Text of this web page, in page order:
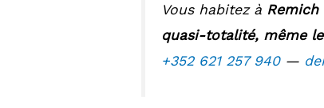
Vous habitez à Remich
quasi-totalité, même
+352 621 257 940—